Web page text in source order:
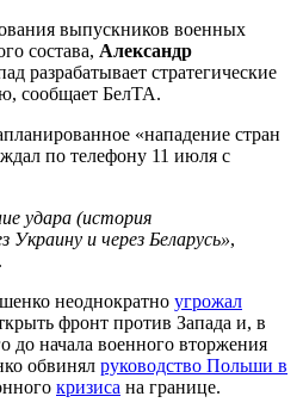
выпускников военных
состава, Александр
разрабатывает стратегические
сообщает БелТА.
«нападение стран
по телефону 11 июля с
удара (история
и через Беларусь»,
неоднократно угрожал
фронт против Запада и, в
до начала военного вторжения
обвинял руководство Польши в
кризиса на границе.